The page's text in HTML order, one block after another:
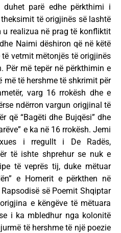
parë edhe përkthimi i
të origjinës së lashtë
u realizua në prag të konfliktit
Naimi dëshiron që në këtë
vetmit mëtonjës të origjinës
Për më tepër në përkthimin e
më të hershme të shkrimit për
varg 16 rrokësh dhe e
ndërron vargun origjinal të
që “Bagëti dhe Bujqësi” dhe
e ka në 16 rrokësh. Jemi
i rregullt i De Radës,
të ishte shprehur se nuk e
të veprës tij, duke mëtuar
e Homerit e përkthen në
së Poemit Shqiptar
e këngëve të mëtuara
i ka mbledhur nga kolonitë
të hershme të një poezie